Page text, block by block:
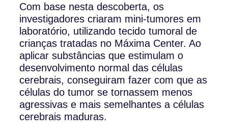
Com base nesta descoberta, os
investigadores criaram mini-tumores em
laboratório, utilizando tecido tumoral de
crianças tratadas no Máxima Center. Ao
aplicar substâncias que estimulam o
desenvolvimento normal das células
cerebrais, conseguiram fazer com que as
células do tumor se tornassem menos
agressivas e mais semelhantes a células
cerebrais maduras.